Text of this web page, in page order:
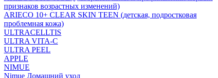
признаков возрастных изменений)
ARIECO 10+ CLEAR SKIN TEEN (детская, подростковая
проблемная кожа)
ULTRACELLTIS
ULTRA VITA-C
ULTRA PEEL
APPLE
NIMUE
Nimue Домашний уход